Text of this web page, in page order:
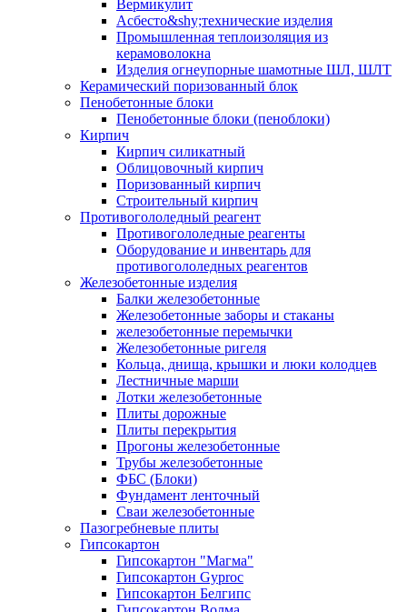
Вермикулит
Асбесто&shy;технические изделия
Промышленная теплоизоляция из
керамоволокна
Изделия огнеупорные шамотные ШЛ, ШЛТ
Керамический поризованный блок
Пенобетонные блоки
Пенобетонные блоки (пеноблоки)
Кирпич
Кирпич силикатный
Облицовочный кирпич
Поризованный кирпич
Строительный кирпич
Противогололедный реагент
Противогололедные реагенты
Оборудование и инвентарь для
противогололедных реагентов
Железобетонные изделия
Балки железобетонные
Железобетонные заборы и стаканы
железобетонные перемычки
Железобетонные ригеля
Кольца, днища, крышки и люки колодцев
Лестничные марши
Лотки железобетонные
Плиты дорожные
Плиты перекрытия
Прогоны железобетонные
Трубы железобетонные
ФБС (Блоки)
Фундамент ленточный
Сваи железобетонные
Пазогребневые плиты
Гипсокартон
Гипсокартон "Магма"
Гипсокартон Gyproc
Гипсокартон Белгипс